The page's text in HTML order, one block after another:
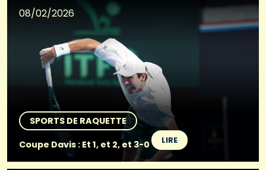
08/02/2026
SPORTS DE RAQUETTE
Coupe Davis : Et 1, et 2, et 3-0
LIRE